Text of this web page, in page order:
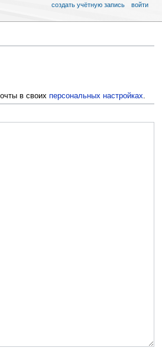
в своих персональных настройках.
создать учётную запись войти